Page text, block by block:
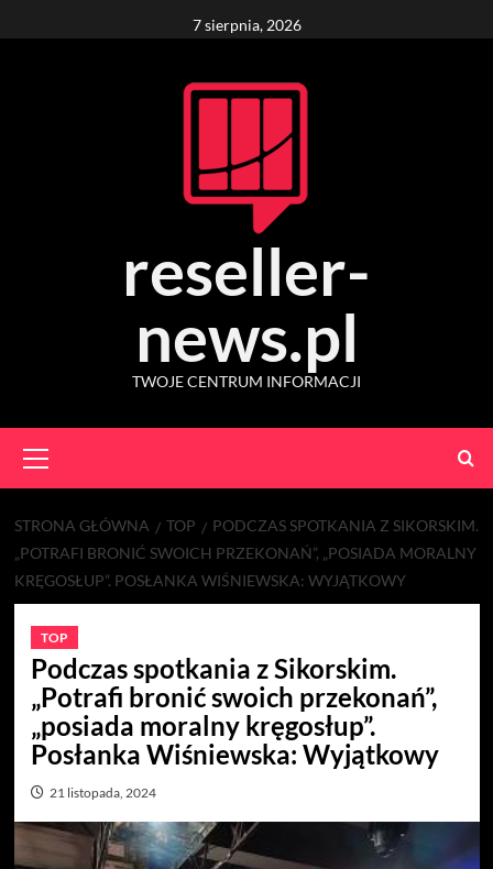
to
7 sierpnia, 2026
reseller-
news.pl
TWOJE CENTRUM INFORMACJI
Menu
STRONA GŁÓWNA TOP
PODCZAS SPOTKANIA Z SIKORSKIM.
„POTRAFI BRONIĆ SWOICH PRZEKONAŃ”, „POSIADA MORALNY
KRĘGOSŁUP”. POSŁANKA WIŚNIEWSKA: WYJĄTKOWY
TOP
Podczas spotkania z Sikorskim.
„Potrafi bronić swoich przekonań”,
„posiada moralny kręgosłup”.
Posłanka Wiśniewska: Wyjątkowy
21 listopada, 2024